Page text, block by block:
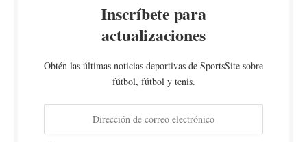
Inscríbete para
actualizaciones
Obtén las últimas noticias deportivas de SportsSite sobre
fútbol, fútbol y tenis.